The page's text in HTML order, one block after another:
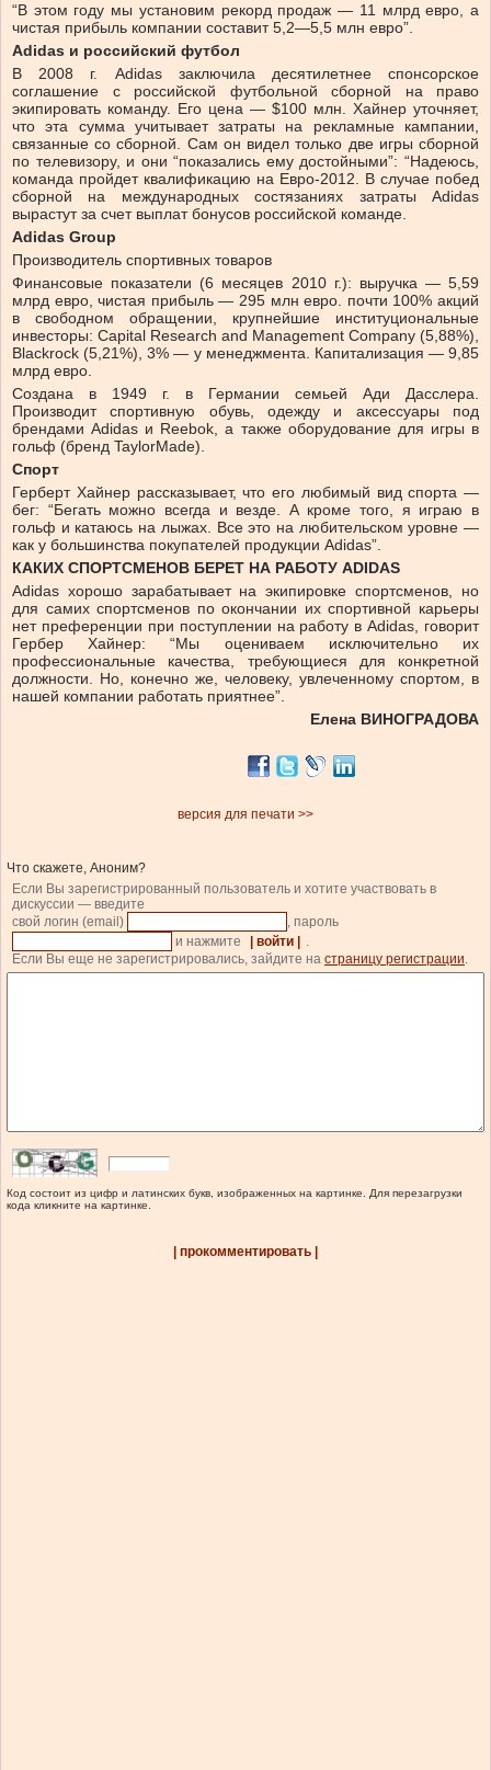
“В этом году мы установим рекорд продаж — 11 млрд евро, а
чистая прибыль компании составит 5,2—5,5 млн евро”.
Adidas и российский футбол
В 2008 г. Adidas заключила десятилетнее спонсорское
соглашение с российской футбольной сборной на право
экипировать команду. Его цена — $100 млн. Хайнер уточняет,
что эта сумма учитывает затраты на рекламные кампании,
связанные со сборной. Сам он видел только две игры сборной
по телевизору, и они “показались ему достойными”: “Надеюсь,
команда пройдет квалификацию на Евро-2012. В случае побед
сборной на международных состязаниях затраты Adidas
вырастут за счет выплат бонусов российской команде.
Adidas Group
Производитель спортивных товаров
Финансовые показатели (6 месяцев 2010 г.): выручка — 5,59
млрд евро, чистая прибыль — 295 млн евро. почти 100% акций
в свободном обращении, крупнейшие институциональные
инвесторы: Capital Research and Management Company (5,88%),
Blackrock (5,21%), 3% — у менеджмента. Капитализация — 9,85
млрд евро.
Создана в 1949 г. в Германии семьей Ади Дасслера.
Производит спортивную обувь, одежду и аксессуары под
брендами Adidas и Reebok, а также оборудование для игры в
гольф (бренд TaylorMade).
Спорт
Герберт Хайнер рассказывает, что его любимый вид спорта —
бег: “Бегать можно всегда и везде. А кроме того, я играю в
гольф и катаюсь на лыжах. Все это на любительском уровне —
как у большинства покупателей продукции Adidas”.
КАКИХ СПОРТСМЕНОВ БЕРЕТ НА РАБОТУ ADIDAS
Adidas хорошо зарабатывает на экипировке спортсменов, но
для самих спортсменов по окончании их спортивной карьеры
нет преференции при поступлении на работу в Adidas, говорит
Гербер Хайнер: “Мы оцениваем исключительно их
профессиональные качества, требующиеся для конкретной
должности. Но, конечно же, человеку, увлеченному спортом, в
нашей компании работать приятнее”.
Елена ВИНОГРАДОВА
версия для печати >>
Что скажете, Аноним?
Если Вы зарегистрированный пользователь и хотите участвовать в
дискуссии — введите
свой логин (email)
, пароль
и нажмите
| войти |
.
Если Вы еще не зарегистрировались, зайдите на страницу регистрации.
Код состоит из цифр и латинских букв, изображенных на картинке. Для перезагрузки
кода кликните на картинке.
| прокомментировать |